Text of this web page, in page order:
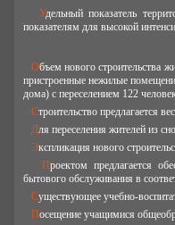
Удельный показатель территории жилой застройки составляет 8,0 кв.м/чел, что соответствует нормативным
показателям для высокой
Объем нового строительства жилого фонда составляет - 46,15 тыс.кв.м общей площади и 2,3 тыс.кв.м – встроенно-
пристроенные нежилые
дома) с переселением 122
Строительство предлагается
Для переселения жителей из
Экспликация нового
Проектом предлагается обеспечение проживающего населения учреждениями и предприятиями культурно-
бытового обслуживания в
Существующее учебно-
Посещение учащимися